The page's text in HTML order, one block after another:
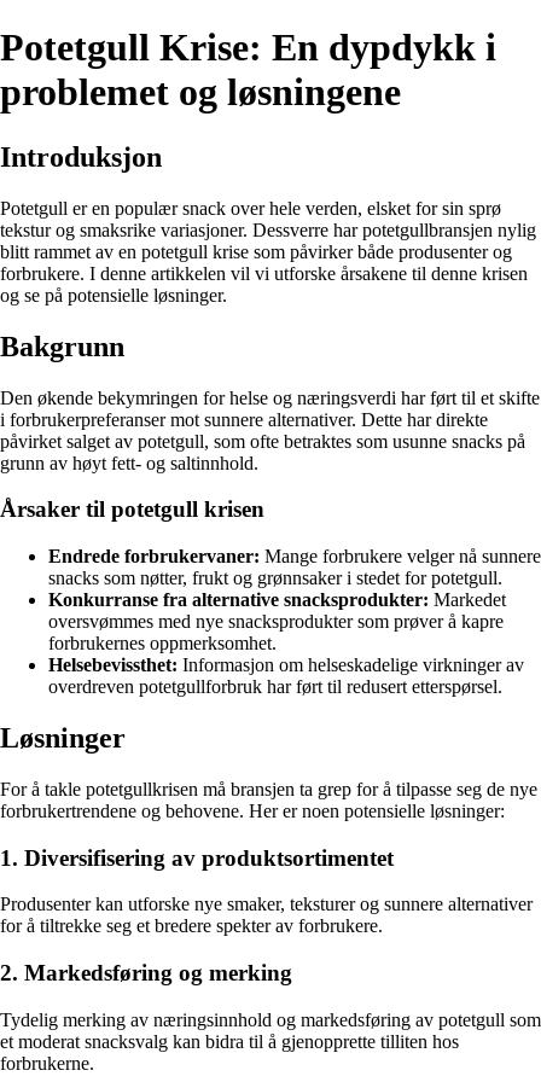
Potetgull Krise: En dypdykk i
problemet og løsningene
Introduksjon
Potetgull er en populær snack over hele verden, elsket for sin sprø
tekstur og smaksrike variasjoner. Dessverre har potetgullbransjen nylig
blitt rammet av en potetgull krise som påvirker både produsenter og
forbrukere. I denne artikkelen vil vi utforske årsakene til denne krisen
og se på potensielle løsninger.
Bakgrunn
Den økende bekymringen for helse og næringsverdi har ført til et skifte
i forbrukerpreferanser mot sunnere alternativer. Dette har direkte
påvirket salget av potetgull, som ofte betraktes som usunne snacks på
grunn av høyt fett- og saltinnhold.
Årsaker til potetgull krisen
Endrede forbrukervaner: Mange forbrukere velger nå sunnere
snacks som nøtter, frukt og grønnsaker i stedet for potetgull.
Konkurranse fra alternative snacksprodukter: Markedet
oversvømmes med nye snacksprodukter som prøver å kapre
forbrukernes oppmerksomhet.
Helsebevissthet: Informasjon om helseskadelige virkninger av
overdreven potetgullforbruk har ført til redusert etterspørsel.
Løsninger
For å takle potetgullkrisen må bransjen ta grep for å tilpasse seg de nye
forbrukertrendene og behovene. Her er noen potensielle løsninger:
1. Diversifisering av produktsortimentet
Produsenter kan utforske nye smaker, teksturer og sunnere alternativer
for å tiltrekke seg et bredere spekter av forbrukere.
2. Markedsføring og merking
Tydelig merking av næringsinnhold og markedsføring av potetgull som
et moderat snacksvalg kan bidra til å gjenopprette tilliten hos
forbrukerne.